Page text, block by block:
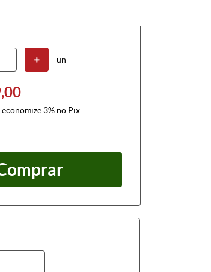
un
economize 3% no Pix